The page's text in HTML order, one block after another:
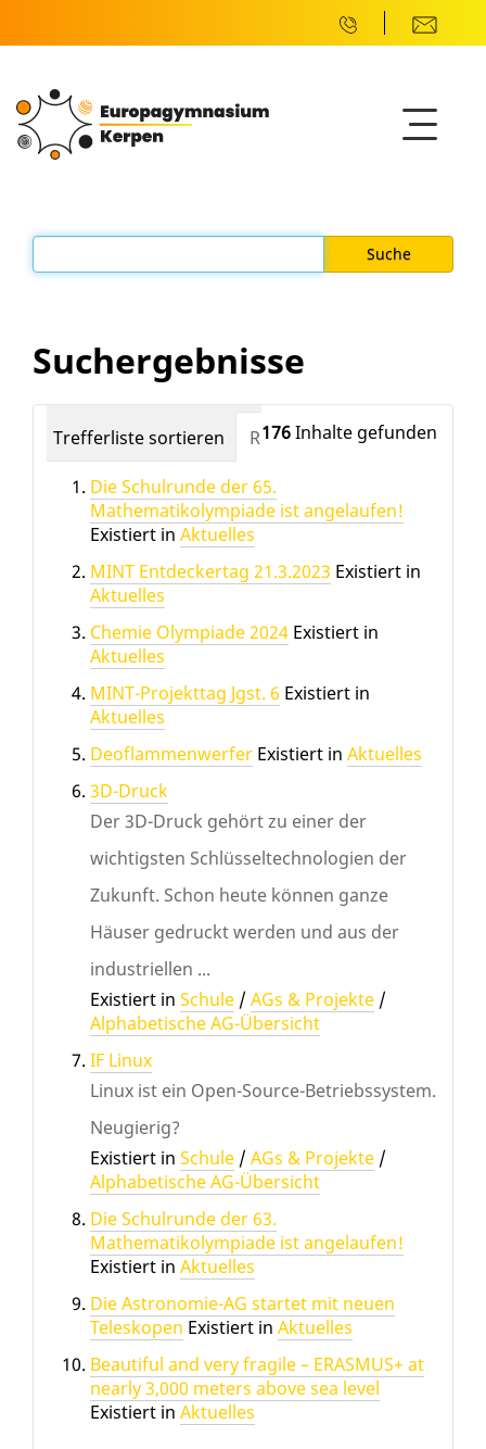
Suchergebnisse
176Inhalte gefunden
Trefferliste sortieren Relevanz Datum
Die Schulrunde der 65.
Mathematikolympiade ist angelaufen!
Existiert in Aktuelles
MINT Entdeckertag 21.3.2023 Existiert in
Aktuelles
Chemie Olympiade 2024 Existiert in
Aktuelles
MINT-Projekttag Jgst. 6 Existiert in
Aktuelles
Deoflammenwerfer Existiert in Aktuelles
3D-Druck
Der 3D-Druck gehört zu einer der
wichtigsten Schlüsseltechnologien der
Zukunft. Schon heute können ganze
Häuser gedruckt werden und aus der
industriellen ...
Existiert in Schule / AGs & Projekte /
Alphabetische AG-Übersicht
IF Linux
Linux ist ein Open-Source-Betriebssystem.
Neugierig?
Existiert in Schule / AGs & Projekte /
Alphabetische AG-Übersicht
Die Schulrunde der 63.
Mathematikolympiade ist angelaufen!
Existiert in Aktuelles
Die Astronomie-AG startet mit neuen
Teleskopen Existiert in Aktuelles
Beautiful and very fragile – ERASMUS+ at
nearly 3,000 meters above sea level
Existiert in Aktuelles